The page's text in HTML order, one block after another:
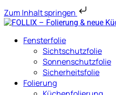
Zum Inhalt springen
Fensterfolie
Sichtschutzfolie
Sonnenschutzfolie
Sicherheitsfolie
Folierung